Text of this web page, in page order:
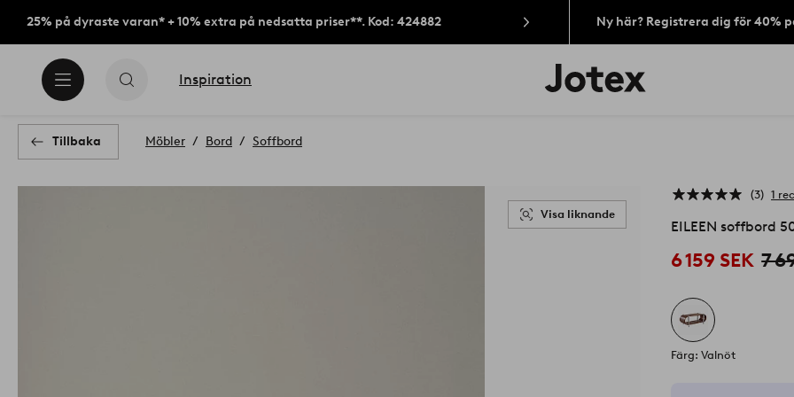
25% på dyraste varan* + 10% extra på nedsatta priser**. Kod: 424882 Ny här? Registrera dig för 40%
Inspiration
Jotex
logotyp
Tillbaka Möbler Bord Soffbord
Visa liknande
3 1
EILEEN soffbord
6 159 SEK 7
Färg: Valnöt